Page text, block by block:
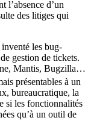
l’absence d’un
des litiges qui
les bug-
gestion de tickets.
Mantis, Bugzilla…
présentables à un
bureaucratique, la
si les fonctionnalités
qu’à un outil de